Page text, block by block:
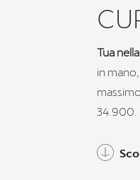
Tua
in
34.900.